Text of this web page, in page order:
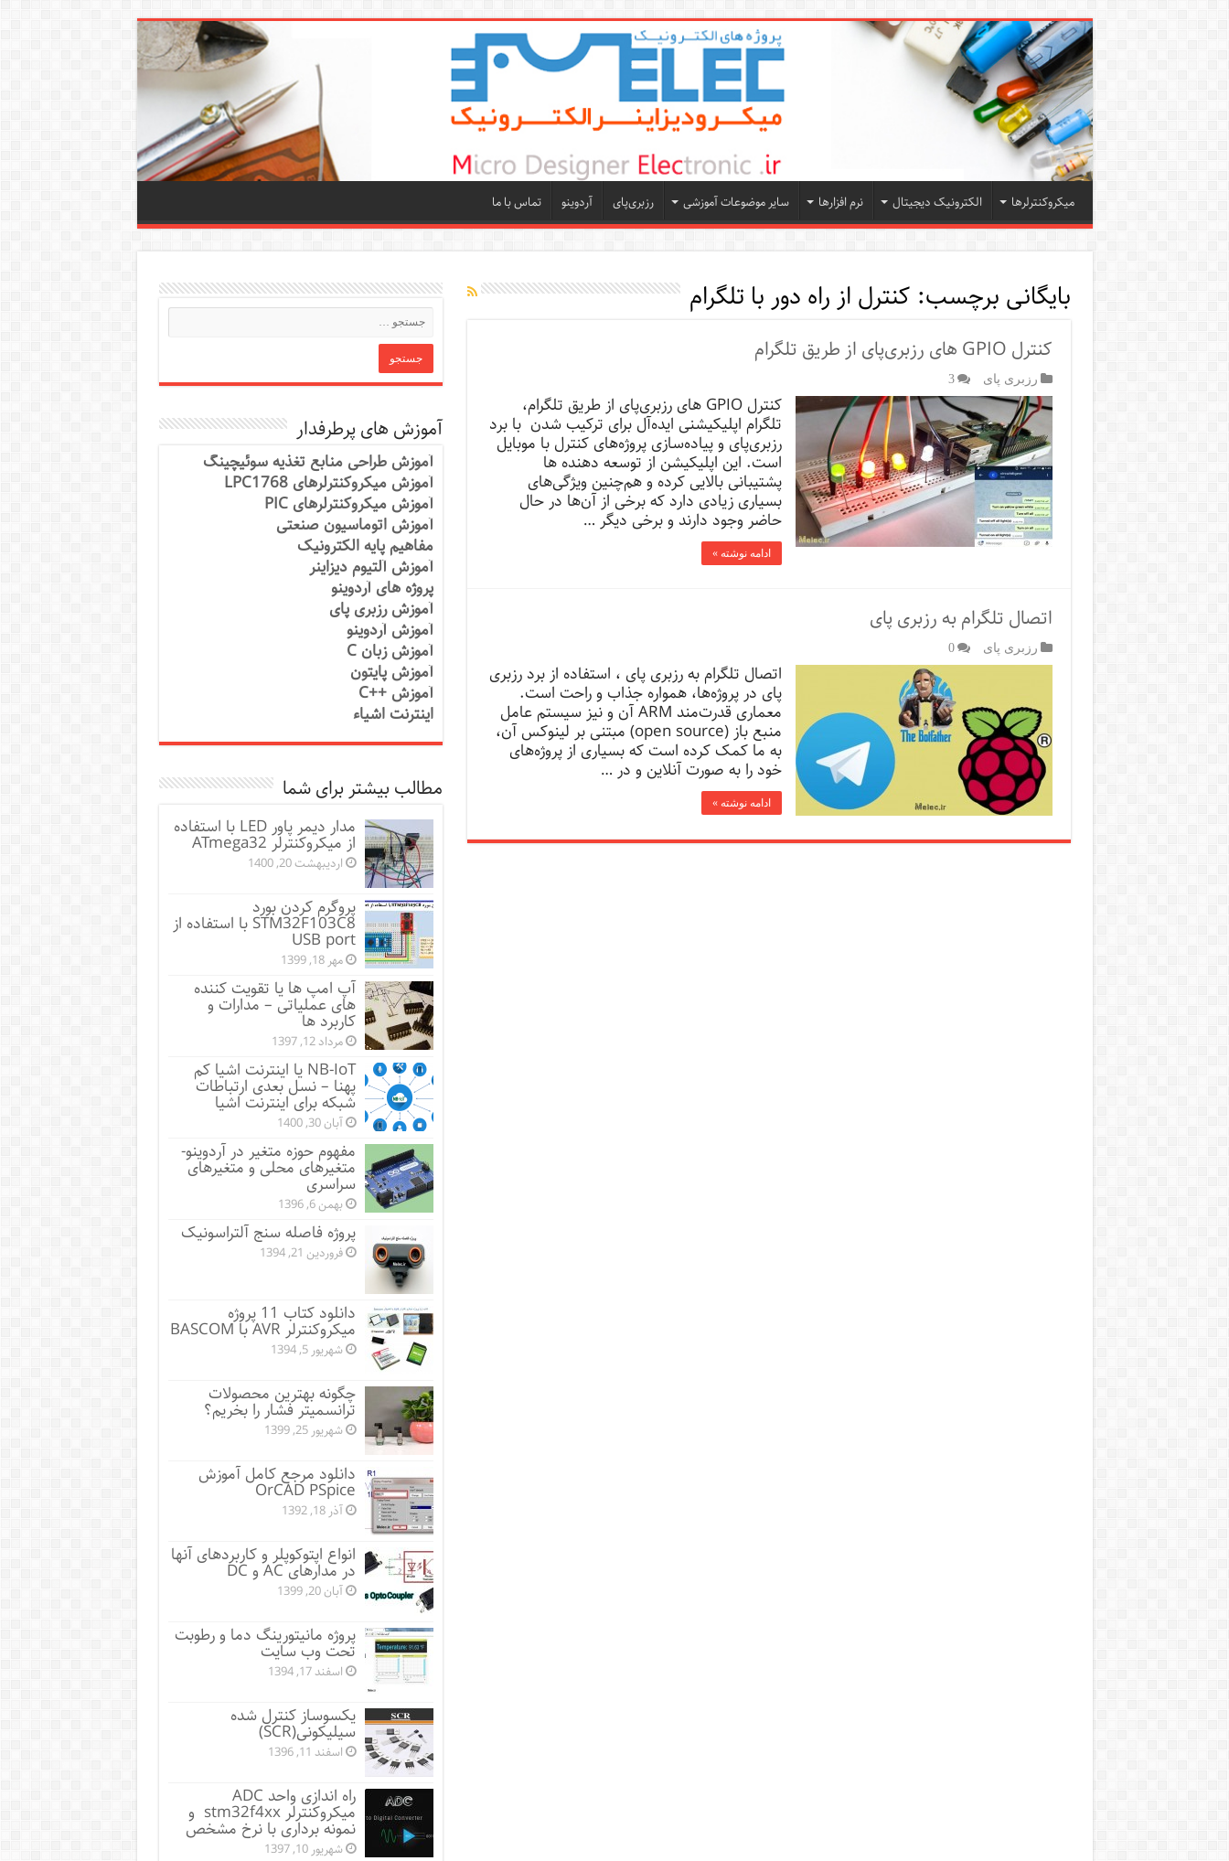
میکروکنترلرها الکترونیک دیجیتال نرم افزارها سایر موضوعات آموزشی رزبری‌پای آردوینو تماس با ما
بایگانی برچسب: کنترل از راه دور با تلگرام
کنترل GPIO های رزبری‌پای از طریق تلگرام
رزبری پای 3
کنترل GPIO های رزبری‌پای از طریق تلگرام،
تلگرام اپلیکیشنی ایده‌آل برای ترکیب شدن با برد
رزبری‌پای و پیاده‌سازی پروژه‌های کنترل با موبایل
است. این اپلیکیشن از توسعه دهنده ‌ها
پشتیبانی بالایی کرده و هم‌چنین ویژگی‌های
بسیاری زیادی دارد که برخی از آن‌ها در حال
حاضر وجود دارند و برخی دیگر …
ادامه نوشته »
اتصال تلگرام به رزبری پای
رزبری پای 0
اتصال تلگرام به رزبری پای ، استفاده از برد رزبری
پای در پروژه‌ها، همواره جذاب و راحت است.
معماری قدرت‌مند ARM آن و نیز سیستم عامل
منبع باز (open source) مبتنی بر لینوکس آن،
به ما کمک کرده است که بسیاری از پروژه‌های
خود را به صورت آنلاین و در …
ادامه نوشته »
آموزش های پرطرفدار
آموزش طراحی منابع تغذیه سوئیچینگ
آموزش میکروکنترلرهای LPC1768
آموزش میکروکنترلرهای PIC
آموزش اتوماسیون صنعتی
مفاهیم پایه الکترونیک
آموزش آلتیوم دیزاینر
پروژه های آردوینو
آموزش رزبری پای
آموزش آردوینو
آموزش زبان C
آموزش پایتون
آموزش ++C
اینترنت اشیاء
مطالب بیشتر برای شما
مدار دیمر پاور LED با استفاده
از میکروکنترلر ATmega32
اردیبهشت 20, 1400
پروگرم کردن بورد
STM32F103C8 با استفاده از
USB port
مهر 18, 1399
آپ امپ ها یا تقویت کننده
های عملیاتی – مدارات و
کاربرد ها
مرداد 12, 1397
NB-IoT یا اینترنت اشیا کم
پهنا – نسل بعدی ارتباطات
شبکه برای اینترنت اشیا
آبان 30, 1400
مفهوم حوزه متغیر در آردوینو-
متغیرهای محلی و متغیرهای
سراسری
بهمن 6, 1396
پروژه فاصله سنج آلتراسونیک
فروردین 21, 1394
دانلود کتاب 11 پروژه
میکروکنترلر AVR با BASCOM
شهریور 5, 1394
چگونه بهترین محصولات
ترانسمیتر فشار را بخریم؟
شهریور 25, 1399
دانلود مرجع کامل آموزش
OrCAD PSpice
آذر 18, 1392
انواع اپتوکوپلر و کاربردهای آنها
در مدارهای AC و DC
آبان 20, 1399
پروژه مانيتورينگ دما و رطوبت
تحت وب سایت
اسفند 17, 1394
یکسوساز کنترل شده
سیلیکونی(SCR)
اسفند 11, 1396
راه اندازی واحد ADC
میکروکنترلر stm32f4xx و
نمونه برداری با نرخ مشخص
شهریور 10, 1397